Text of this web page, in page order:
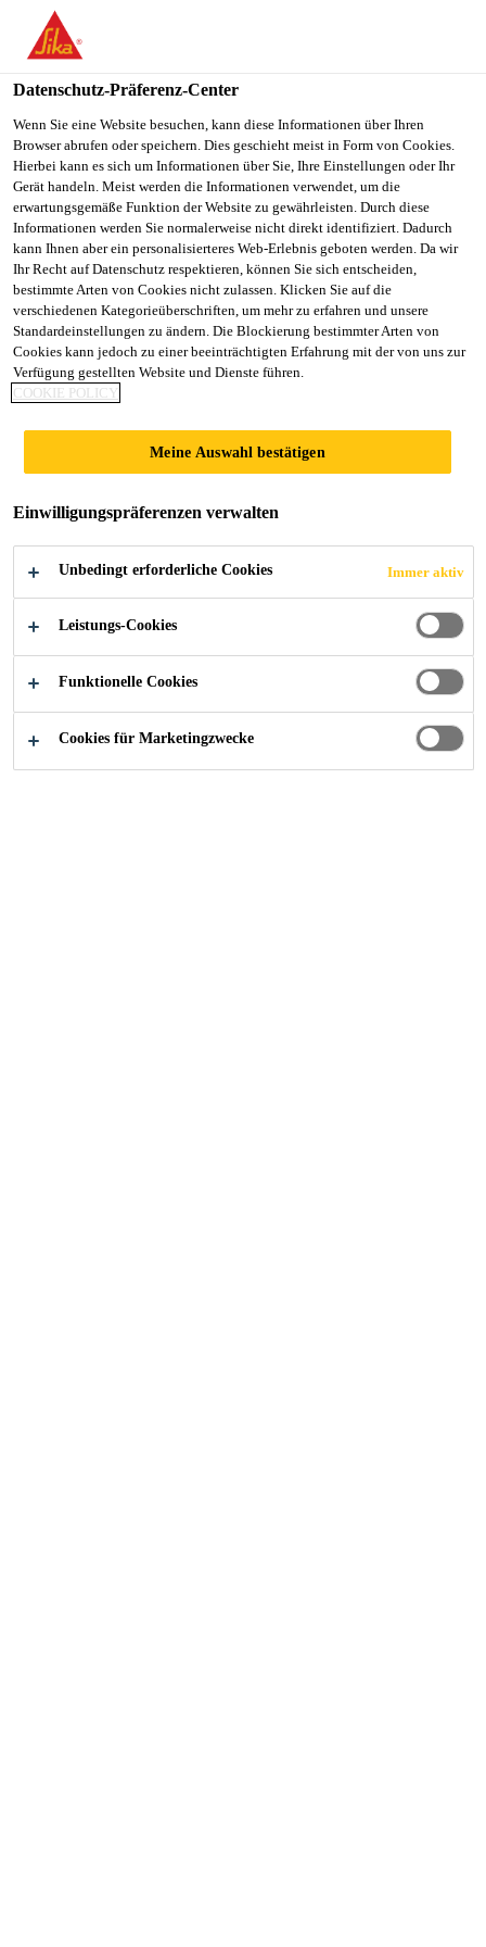
You are accessing "Sika Schweiz AG", it seems you are
accessing it from "Vereinigte Staaten". We have a dedicated
website for your country.
TO
SIKA
USA
STAY ON THE SIKA
SCHWEIZ AG WEBSITE
SELECT A
COUNTRY
Sika Schweiz AG
20 GRESHAM
STREET
Industry ... 20 Gresham Street
Datenschutz-Präferenz-Center
Wenn Sie eine Website besuchen, kann diese Informationen über Ihren
Browser abrufen oder speichern. Dies geschieht meist in Form von Cookies.
Hierbei kann es sich um Informationen über Sie, Ihre Einstellungen oder Ihr
Gerät handeln. Meist werden die Informationen verwendet, um die
erwartungsgemäße Funktion der Website zu gewährleisten. Durch diese
Informationen werden Sie normalerweise nicht direkt identifiziert. Dadurch
kann Ihnen aber ein personalisierteres Web-Erlebnis geboten werden. Da wir
Ihr Recht auf Datenschutz respektieren, können Sie sich entscheiden,
bestimmte Arten von Cookies nicht zulassen. Klicken Sie auf die
verschiedenen Kategorieüberschriften, um mehr zu erfahren und unsere
Standardeinstellungen zu ändern. Die Blockierung bestimmter Arten von
Cookies kann jedoch zu einer beeinträchtigten Erfahrung mit der von uns zur
Verfügung gestellten Website und Dienste führen.
COOKIE POLICY
Meine Auswahl bestätigen
Einwilligungspräferenzen verwalten
Unbedingt erforderliche Cookies Immer aktiv
Leistungs-Cookies
Funktionelle Cookies
Cookies für Marketingzwecke